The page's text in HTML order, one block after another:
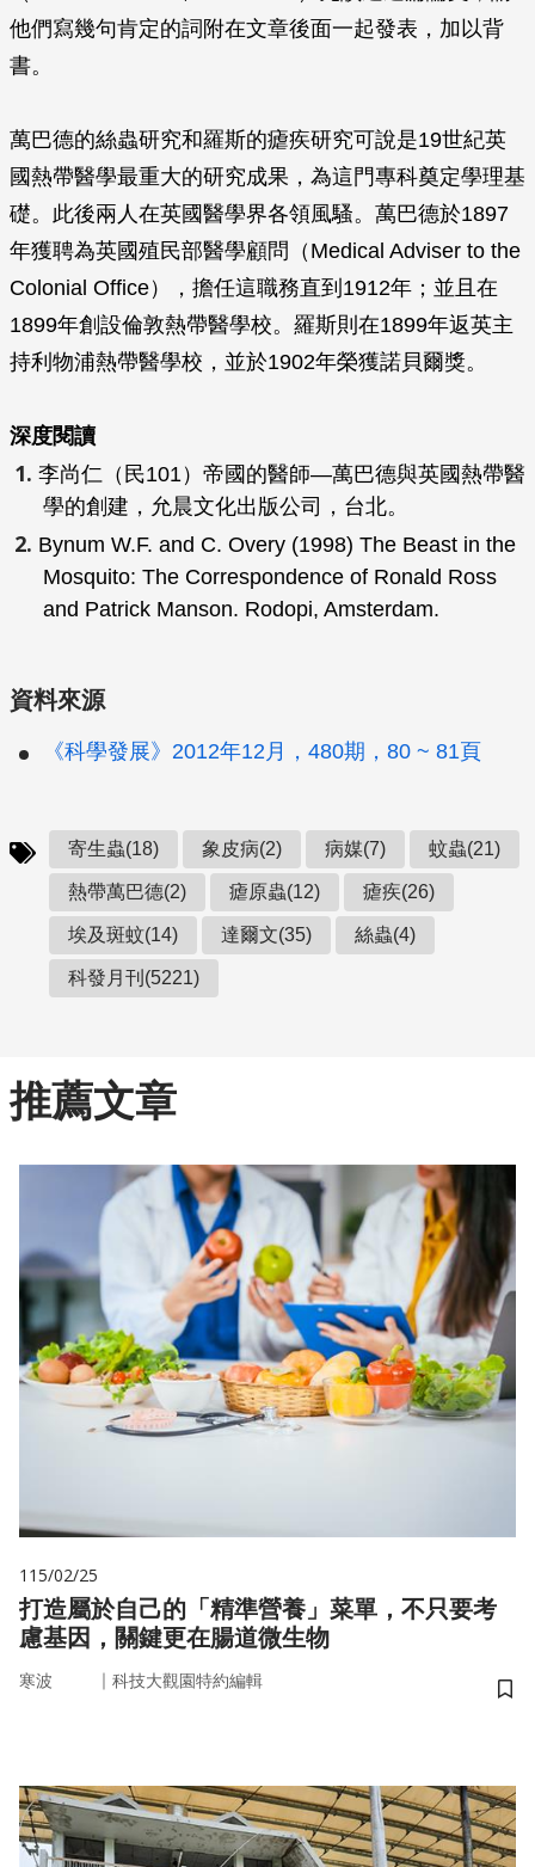
他們寫幾句肯定的詞附在文章後面一起發表，加以背
書。
萬巴德的絲蟲研究和羅斯的瘧疾研究可說是19世紀英
國熱帶醫學最重大的研究成果，為這門專科奠定學理基
礎。此後兩人在英國醫學界各領風騷。萬巴德於1897
年獲聘為英國殖民部醫學顧問（Medical Adviser to the
Colonial Office），擔任這職務直到1912年；並且在
1899年創設倫敦熱帶醫學校。羅斯則在1899年返英主
持利物浦熱帶醫學校，並於1902年榮獲諾貝爾獎。
深度閱讀
李尚仁（民101） 帝國的醫師—萬巴德與英國熱帶醫
學的創建 ，允晨文化出版公司，台北。
Bynum W.F. and C. Overy (1998) The Beast in the
Mosquito: The Correspondence of Ronald Ross
and Patrick Manson. Rodopi, Amsterdam.
資料來源
《科學發展》2012年12月，480期，80 ~ 81頁
寄生蟲(18) 象皮病(2) 病媒(7) 蚊蟲(21)
熱帶萬巴德(2) 瘧原蟲(12) 瘧疾(26)
埃及斑蚊(14) 達爾文(35) 絲蟲(4)
科發月刊(5221)
推薦文章
115/02/25
打造屬於自己的「精準營養」菜單，不只要考
慮基因，關鍵更在腸道微生物
寒波 ｜ 科技大觀園特約編輯
儲